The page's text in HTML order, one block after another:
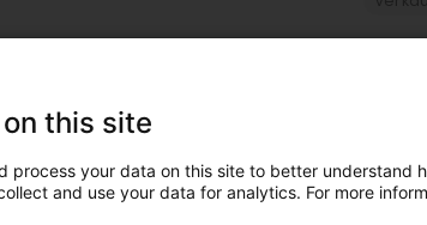
this site
process your data on this site to better understand
and use your data for analytics. For more